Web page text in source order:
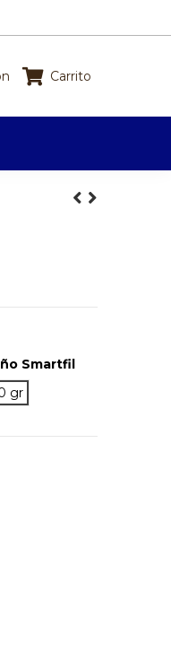
Carrito
Smartfil
gr